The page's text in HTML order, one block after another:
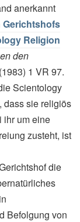
anerkannt
Gerichtshofs
Religion
den
1 VR 97.
Scientology
dass sie religiös
ihr um eine
zusteht, ist
die
Befolgung von